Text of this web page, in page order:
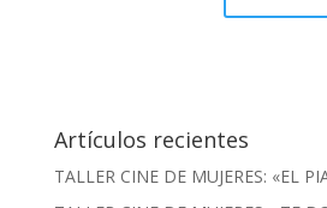
Artículos recientes
TALLER CINE DE MUJERES: «EL